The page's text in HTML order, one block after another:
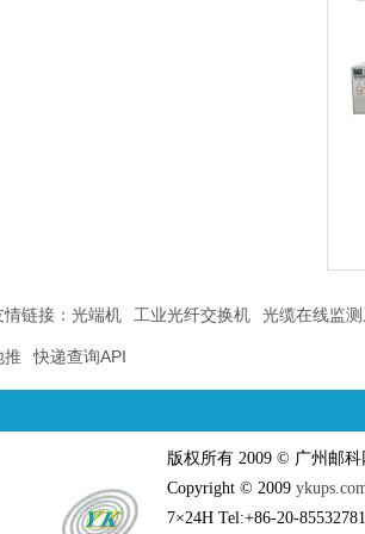
情链接： 光端机 工业光纤交换机 光缆在线监
推 快递查询API
版权所有 2009 © 广州邮
Copyright © 2009
7×24H Tel:+86-20-